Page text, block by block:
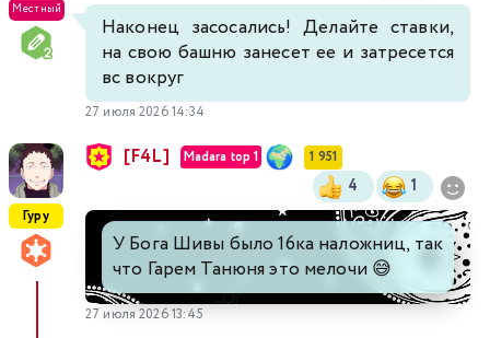
Местный
Наконец засосались! Делайте ставки,
на свою башню занесет ее и затресется
вс вокруг
27 июля 2026 14:34
Гуру
[F4L] Madara top 1 1 951
4 1
У Бога Шивы было 16ка наложниц, так
что Гарем Танюня это мелочи 😅
27 июля 2026 13:45